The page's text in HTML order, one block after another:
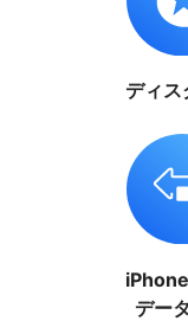
ディス
デー